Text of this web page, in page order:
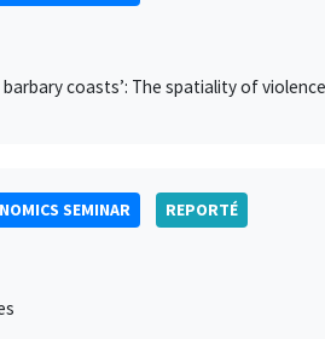
coasts’: The spatiality of
SEMINAR REPORTÉ